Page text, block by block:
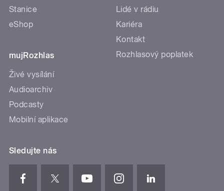
Stanice
eShop
mujRozhlas
Živé vysílání
Audioarchiv
Podcasty
Mobilní aplikace
Lidé v rádiu
Kariéra
Kontakt
Rozhlasový poplatek
Sledujte nás